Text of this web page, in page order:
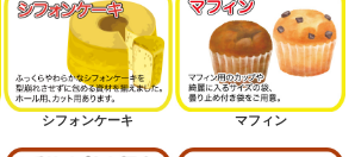
シフォンケーキ マフィン